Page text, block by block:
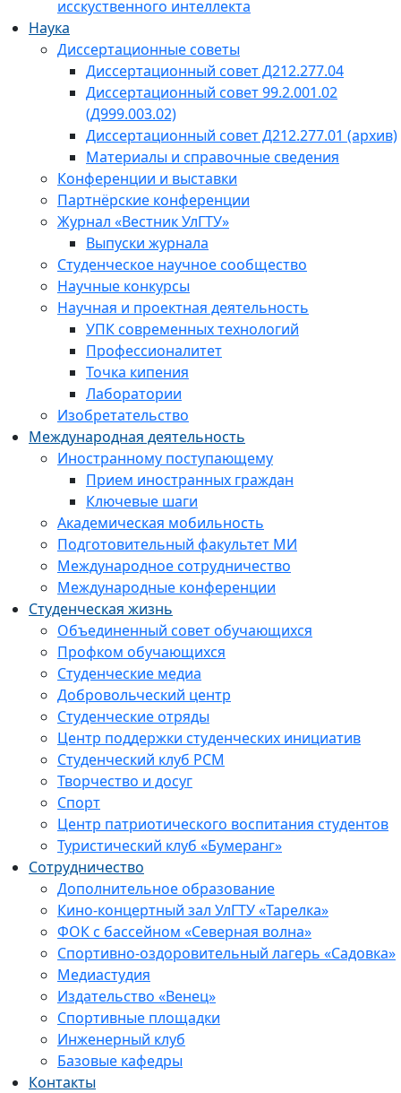
исскуственного интеллекта
Наука
Диссертационные советы
Диссертационный совет Д212.277.04
Диссертационный совет 99.2.001.02
(Д999.003.02)
Диссертационный совет Д212.277.01 (архив)
Материалы и справочные сведения
Конференции и выставки
Партнёрские конференции
Журнал «Вестник УлГТУ»
Выпуски журнала
Студенческое научное сообщество
Научные конкурсы
Научная и проектная деятельность
УПК современных технологий
Профессионалитет
Точка кипения
Лаборатории
Изобретательство
Международная деятельность
Иностранному поступающему
Прием иностранных граждан
Ключевые шаги
Академическая мобильность
Подготовительный факультет МИ
Международное сотрудничество
Международные конференции
Студенческая жизнь
Объединенный совет обучающихся
Профком обучающихся
Студенческие медиа
Добровольческий центр
Студенческие отряды
Центр поддержки студенческих инициатив
Студенческий клуб РСМ
Творчество и досуг
Спорт
Центр патриотического воспитания студентов
Туристический клуб «Бумеранг»
Сотрудничество
Дополнительное образование
Кино-концертный зал УлГТУ «Тарелка»
ФОК с бассейном «Северная волна»
Спортивно-оздоровительный лагерь «Садовка»
Медиастудия
Издательство «Венец»
Спортивные площадки
Инженерный клуб
Базовые кафедры
Контакты